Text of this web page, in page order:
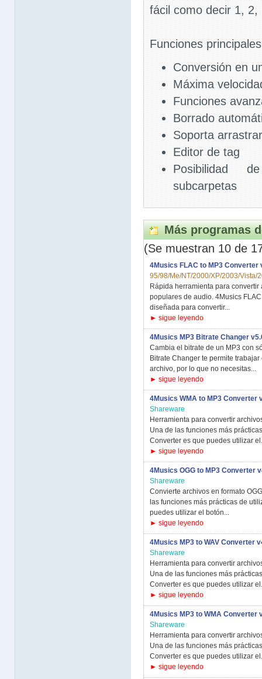
fácil como decir 1, 2,
Funciones
Conversión en
Máxima
Funciones
Borrado
Soporta
Editor de tag
Posibilidad
subcarpetas
Más programas
(Se muestran 10 de
4Musics FLAC to MP3 Converter
95/98/Me/NT/2000/XP/2003/Vista/
Rápida herramienta para
populares de audio. 4Musics
diseñada para convertir...
► sigue leyendo
4Musics MP3 Bitrate Changer
Cambia el bitrate de un MP3 con
Bitrate Changer te permite
archivo, por lo que no necesitas...
► sigue leyendo
4Musics WMA to MP3 Converter
Shareware
Herramienta para convertir
Una de las funciones más
Converter es que puedes utilizar
► sigue leyendo
4Musics OGG to MP3 Converter
Shareware
Convierte archivos en formato
las funciones más prácticas de
puedes utilizar el botón...
► sigue leyendo
4Musics MP3 to WAV Converter
Shareware
Herramienta para convertir
Una de las funciones más
Converter es que puedes utilizar
► sigue leyendo
4Musics MP3 to WMA Converter
Shareware
Herramienta para convertir
Una de las funciones más
Converter es que puedes utilizar
► sigue leyendo